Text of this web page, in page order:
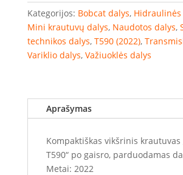
Kategorijos: Bobcat dalys, Hidraulinės
Mini krautuvų dalys, Naudotos dalys,
technikos dalys, T590 (2022),
Variklio dalys, Važiuoklės dalys
Aprašymas
Kompaktiškas vikšrinis krautuvas
T590“ po gaisro, parduodamas
Metai: 2022